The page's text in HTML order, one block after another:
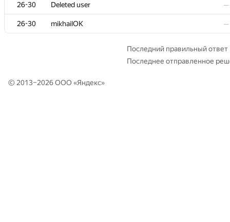
26-30 Deleted user —
26-30 mikhailOK —
26-30 Deleted user —
26-30 mikhailOK —
Последний правильный ответ
Последнее отправленное
© 2013–2026 ООО «Яндекс»